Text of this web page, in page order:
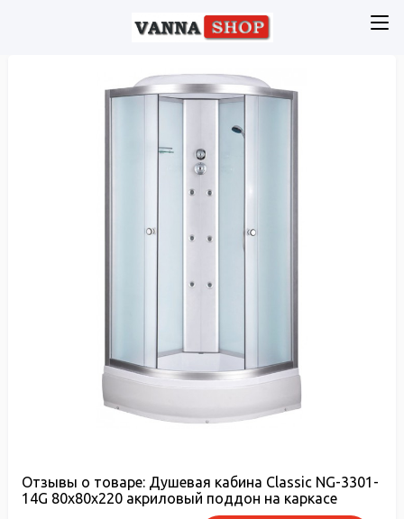
Отзывы о товаре: Душевая кабина Classic NG-3301-
14G 80х80х220 акриловый поддон на каркасе